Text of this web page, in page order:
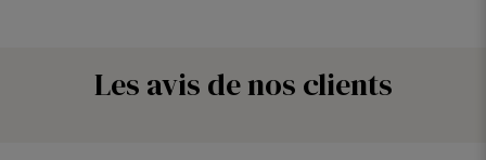
Les avis de nos clients